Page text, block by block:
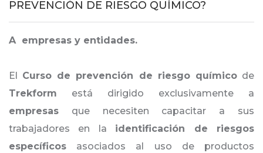
PREVENCIÓN DE RIESGO QUÍMICO?
A empresas y entidades.
El Curso de prevención de riesgo químicode
Trekform está dirigido exclusivamente a
empresas que necesiten capacitar a sus
trabajadores en la identificación de riesgos
específicos asociados al uso de productos